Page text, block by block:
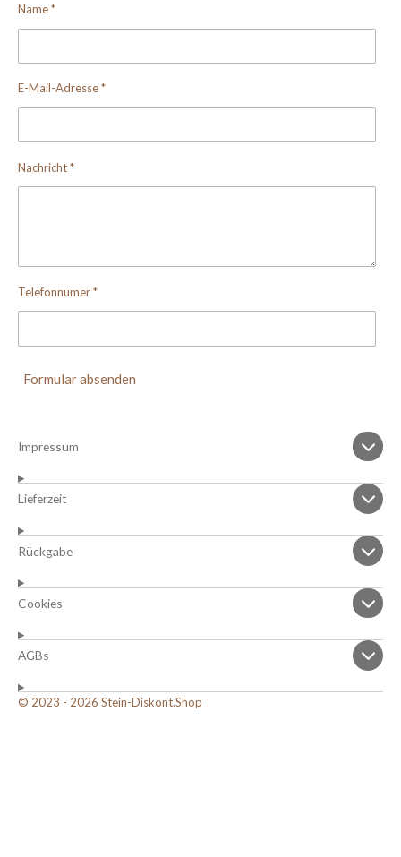
Name *
E-Mail-Adresse *
Nachricht *
Telefonnumer *
Formular absenden
Impressum
Lieferzeit
Rückgabe
Cookies
AGBs
© 2023 - 2026 Stein-Diskont.Shop